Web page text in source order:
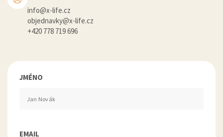
info@x-life.cz
objednavky@x-life.cz
+420 778 719 696
JMÉNO
EMAIL